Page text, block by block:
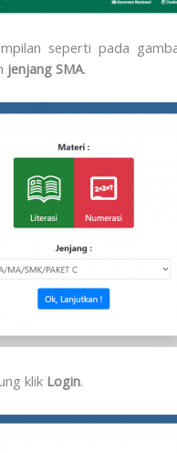
seperti pada
jenjang SMA.
klik Login.